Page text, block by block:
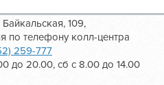
Байкальская, 109,
по телефону колл-центра
259-777
до 20.00, сб с 8.00 до 14.00